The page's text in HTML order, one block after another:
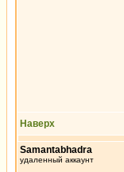
Наверх
Samantabhadra
удаленный аккаунт